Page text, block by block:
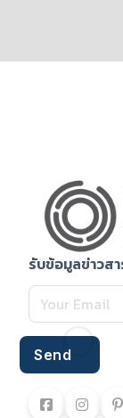
รับข้อมูลข่าวส
Send